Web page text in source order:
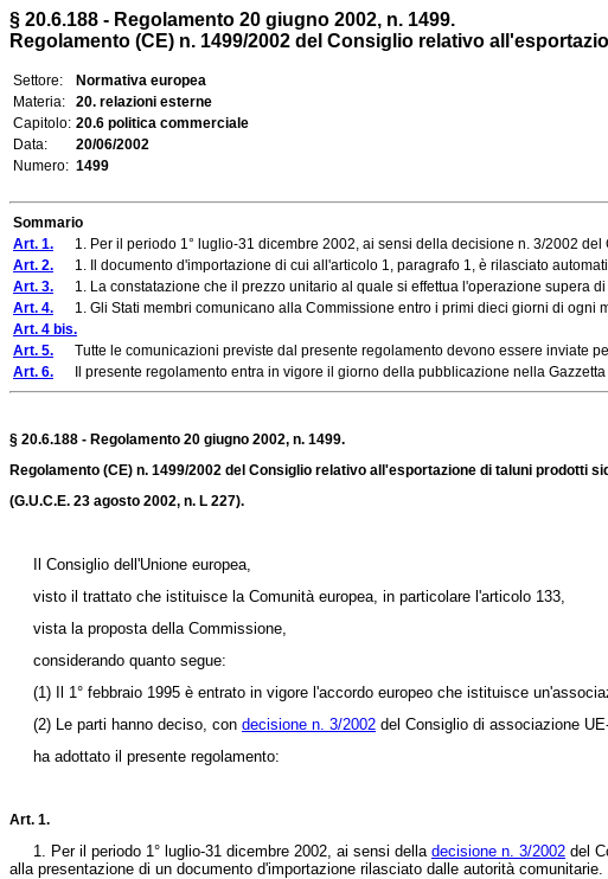
§ 20.6.188 - Regolamento 20 giugno 2002, n. 1499.
Regolamento (CE) n. 1499/2002 del Consiglio relativo
Settore:
Normativa europea
Materia:
20. relazioni esterne
Capitolo: 20.6 politica commerciale
Data:
20/06/2002
Numero: 1499
Sommario
Art. 1. 1. Per il periodo 1° luglio-31 dicembre 2002, ai sensi della decisione n. 3/2002
Art. 2. 1. Il documento d'importazione di cui all'articolo 1, paragrafo 1, è rilasciato
Art. 3. 1. La constatazione che il prezzo unitario al quale si effettua l'operazione supera
Art. 4. 1. Gli Stati membri comunicano alla Commissione entro i primi dieci giorni di ogni
Art. 4 bis.
Art. 5. Tutte le comunicazioni previste dal presente regolamento devono essere inviate
Art. 6. Il presente regolamento entra in vigore il giorno della pubblicazione nella
§ 20.6.188 - Regolamento 20 giugno 2002, n. 1499.
Regolamento (CE) n. 1499/2002 del Consiglio relativo all'esportazione di taluni prodotti
(G.U.C.E. 23 agosto 2002, n. L 227).
Il Consiglio dell'Unione europea,
visto il trattato che istituisce la Comunità europea, in particolare l'articolo 133,
vista la proposta della Commissione,
considerando quanto segue:
(1) Il 1° febbraio 1995 è entrato in vigore l'accordo europeo che istituisce
(2) Le parti hanno deciso, con decisione n. 3/2002 del Consiglio di associazione
ha adottato il presente regolamento:
Art. 1.
1. Per il periodo 1° luglio-31 dicembre 2002, ai sensi della decisione n. 3/2002 del
alla presentazione di un documento d'importazione rilasciato dalle autorità comunitarie.